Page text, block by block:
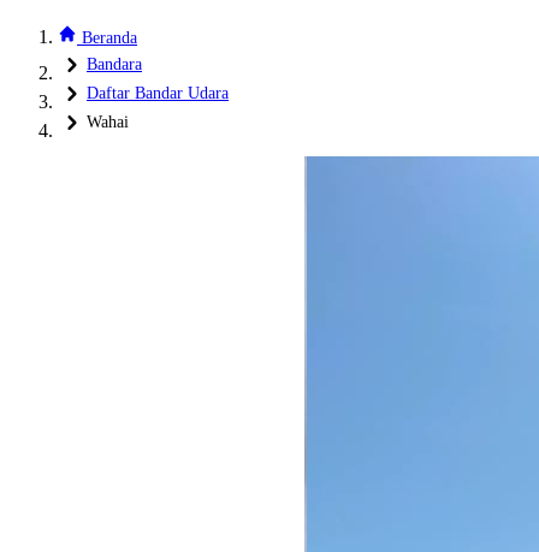
Beranda
Bandara
Daftar Bandar Udara
Wahai